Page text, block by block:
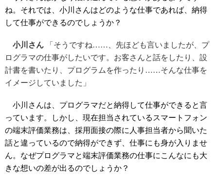
ね。それでは、小川さんはどのような仕事であれば、納得
して仕事ができるのでしょうか？
小川さん 「そうですね……、先ほども言いましたが、プ
ログラマの仕事がしたいです。お客さんと話をしたり、設
計書を書いたり、プログラムを作ったり……そんな仕事を
イメージしていました」
小川さんは、プログラマだと納得して仕事ができると言
っています。しかし、現在担当されているスマートフォン
の端末評価業務は、採用面接の際に人事担当者から聞いた
話と違っているので納得ができず、仕事にも身が入りませ
ん。なぜプログラマと端末評価業務の仕事にこんなにも大
きな想いの差が出るのでしょうか？